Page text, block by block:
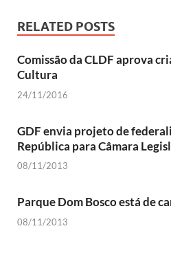
RELATED POSTS
Comissão da CLDF aprova
Cultura
24/11/2016
GDF envia projeto de
República para Câmara
08/11/2013
Parque Dom Bosco está de
08/11/2013